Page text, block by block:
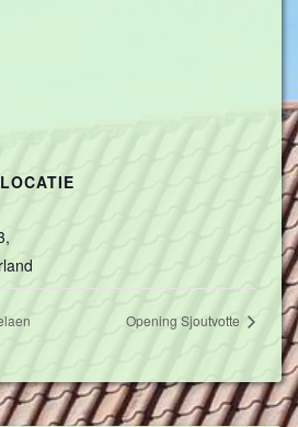
LOCATIE
Opening Sjoutvotte